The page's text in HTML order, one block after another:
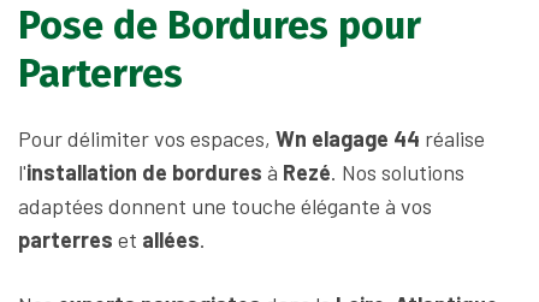
Pose de Bordures pour
Parterres
Pour délimiter vos espaces, Wn elagage 44 réalise
l'installation de bordures à Rezé. Nos solutions
adaptées donnent une touche élégante à vos
parterres et allées.